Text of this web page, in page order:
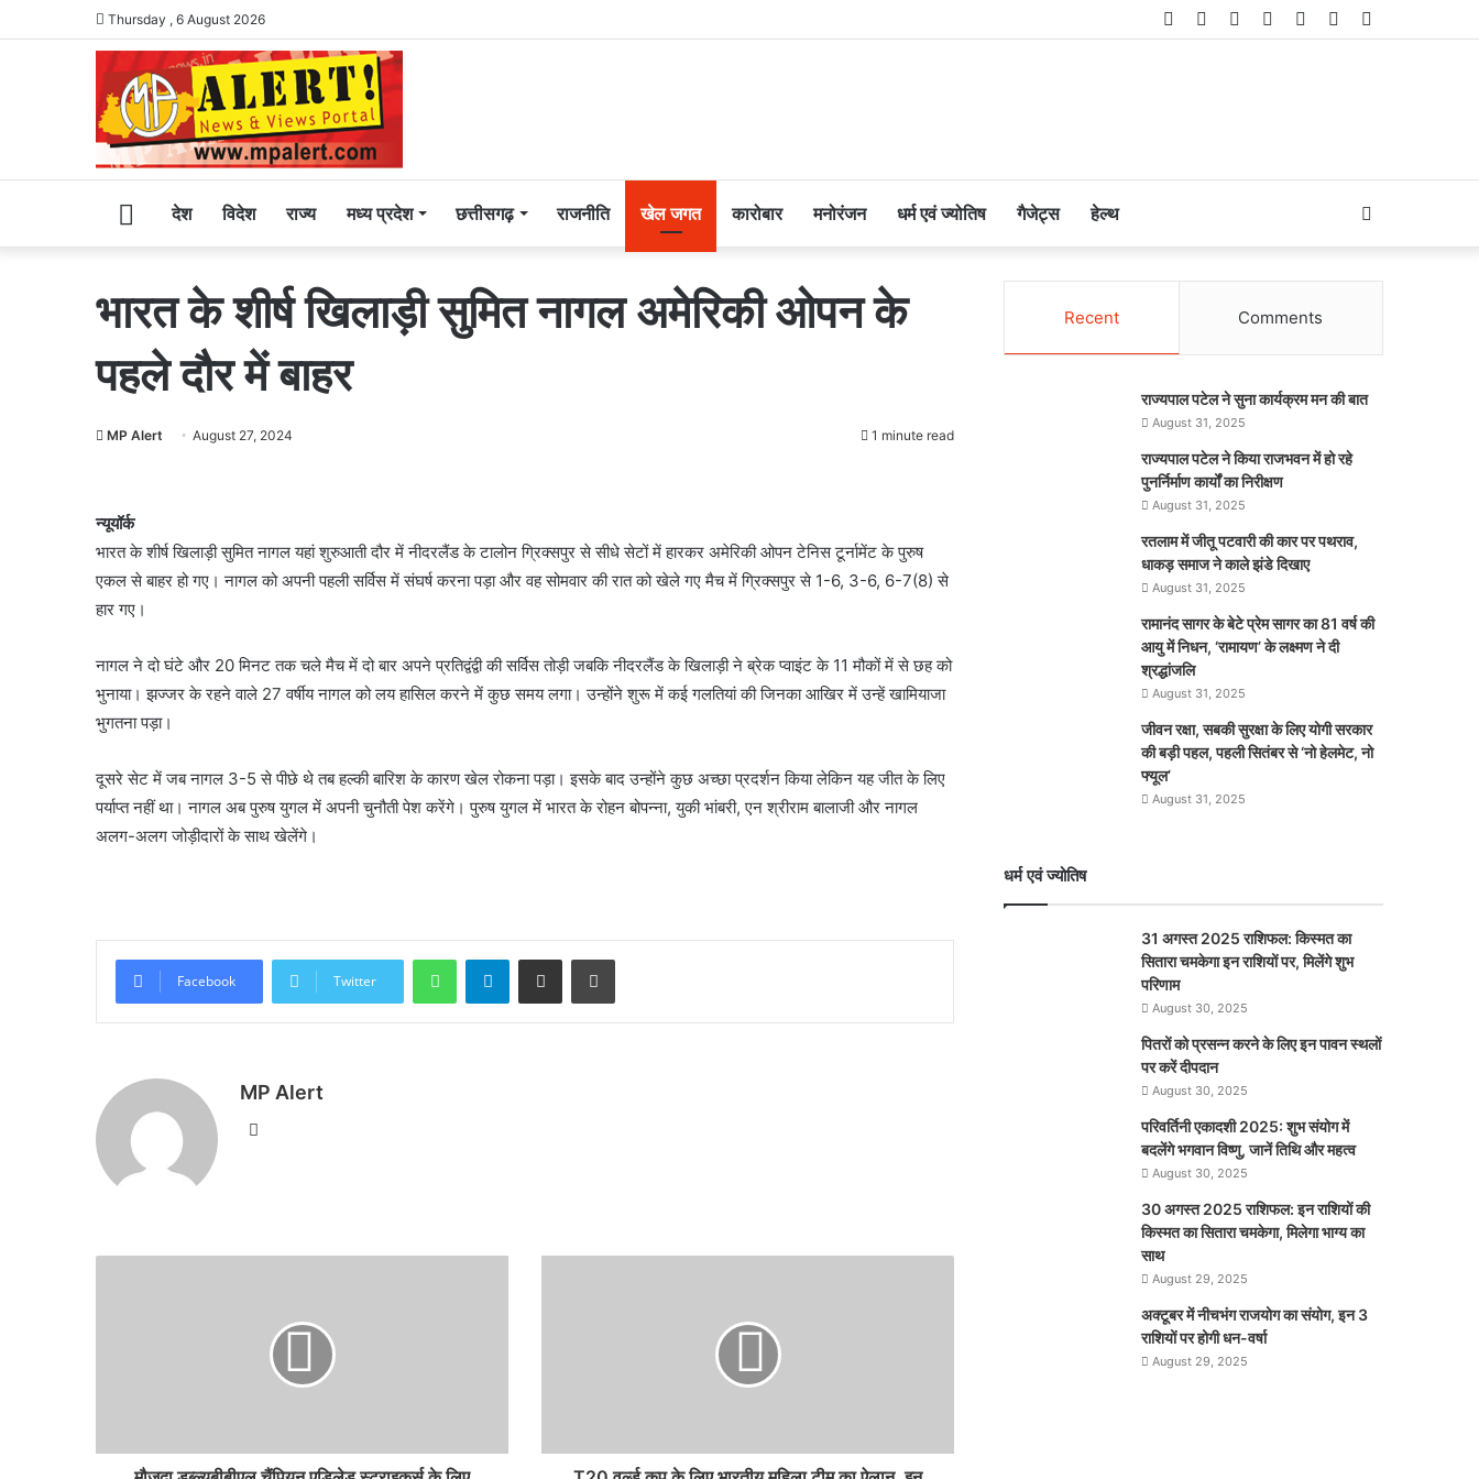
Thursday , 6 August 2026 Telegram
Instagram
YouTube
LinkedIn
Twitter
Facebook
Homeदेश विदेश राज्य मध्य प्रदेश छत्तीसगढ़ राजनीति खेल जगत कारोबार मनोरंजन धर्म एवं ज्योतिष गैजेट्स हेल्थ
for
भारत के शीर्ष खिलाड़ी सुमित नागल अमेरिकी ओपन के
पहले दौर में बाहर
MP Alert August 27, 2024 1 minute read
न्यूयॉर्क
भारत के शीर्ष खिलाड़ी सुमित नागल यहां शुरुआती दौर में नीदरलैंड के टालोन ग्रिक्सपुर से सीधे सेटों में हारकर अमेरिकी ओपन टेनिस टूर्नामेंट के पुरुष
एकल से बाहर हो गए। नागल को अपनी पहली सर्विस में संघर्ष करना पड़ा और वह सोमवार की रात को खेले गए मैच में ग्रिक्सपुर से 1-6, 3-6, 6-7(8) से
हार गए।
नागल ने दो घंटे और 20 मिनट तक चले मैच में दो बार अपने प्रतिद्वंद्वी की सर्विस तोड़ी जबकि नीदरलैंड के खिलाड़ी ने ब्रेक प्वाइंट के 11 मौकों में से छह को
भुनाया। झज्जर के रहने वाले 27 वर्षीय नागल को लय हासिल करने में कुछ समय लगा। उन्होंने शुरू में कई गलतियां की जिनका आखिर में उन्हें खामियाजा
भुगतना पड़ा।
दूसरे सेट में जब नागल 3-5 से पीछे थे तब हल्की बारिश के कारण खेल रोकना पड़ा। इसके बाद उन्होंने कुछ अच्छा प्रदर्शन किया लेकिन यह जीत के लिए
पर्याप्त नहीं था। नागल अब पुरुष युगल में अपनी चुनौती पेश करेंगे। पुरुष युगल में भारत के रोहन बोपन्ना, युकी भांबरी, एन श्रीराम बालाजी और नागल
अलग-अलग जोड़ीदारों के साथ खेलेंगे।
Facebook Twitter
WhatsAppTelegramShare via Email Print
MP Alert
Website
Recent Comments
राज्यपाल पटेल ने सुना कार्यक्रम मन की बात
August 31, 2025
राज्यपाल पटेल ने किया राजभवन में हो रहे
पुनर्निर्माण कार्यों का निरीक्षण
August 31, 2025
रतलाम में जीतू पटवारी की कार पर पथराव,
धाकड़ समाज ने काले झंडे दिखाए
August 31, 2025
रामानंद सागर के बेटे प्रेम सागर का 81 वर्ष की
आयु में निधन, ‘रामायण’ के लक्ष्मण ने दी
श्रद्धांजलि
August 31, 2025
जीवन रक्षा, सबकी सुरक्षा के लिए योगी सरकार
की बड़ी पहल, पहली सितंबर से ‘नो हेलमेट, नो
फ्यूल’
August 31, 2025
धर्म एवं ज्योतिष
31 अगस्त 2025 राशिफल: किस्मत का
सितारा चमकेगा इन राशियों पर, मिलेंगे शुभ
परिणाम
August 30, 2025
पितरों को प्रसन्न करने के लिए इन पावन स्थलों
पर करें दीपदान
August 30, 2025
परिवर्तिनी एकादशी 2025: शुभ संयोग में
बदलेंगे भगवान विष्णु, जानें तिथि और महत्व
August 30, 2025
30 अगस्त 2025 राशिफल: इन राशियों की
किस्मत का सितारा चमकेगा, मिलेगा भाग्य का
साथ
August 29, 2025
अक्टूबर में नीचभंग राजयोग का संयोग, इन 3
राशियों पर होगी धन-वर्षा
August 29, 2025